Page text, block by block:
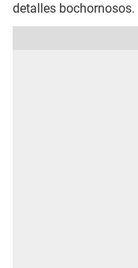
detalles bochornosos.